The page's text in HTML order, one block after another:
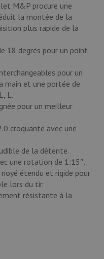
M&P procure une
la montée de la
plus rapide de la
18 degrés pour un point
pour un
main et une portée de
L.
pour un meilleur
croquante avec une
de la détente.
une rotation de 1:15″.
étendu et rigide pour
lors du tir.
résistante à la